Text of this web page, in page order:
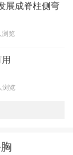
展成脊柱侧弯
浏览
浏览